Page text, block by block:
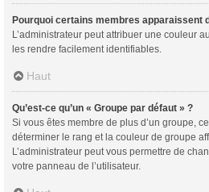
Pourquoi certains membres apparaissent
L’administrateur peut attribuer une couleur
les rendre facilement identifiables.
Haut
Qu’est-ce qu’un « Groupe par défaut » ?
Si vous êtes membre de plus d’un groupe,
déterminer le rang et la couleur de groupe
L’administrateur peut vous permettre de
votre panneau de l’utilisateur.